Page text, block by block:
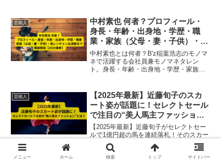
芸能人
中村素也 何者？プロフィール・
身長・年齢・出身地・学歴・職
業・家族（父母・妻・子供）・鬼
レンチャン出演歴まで徹底解説
【2025最新】
中村素也とは何者？B'z稲葉浩志のモノマ
ネで活躍する会社員兼モノマネタレン
ト。身長・年齢・出身地・学歴・家族情
芸能人
【2025年最新】近藤旬子のスカ
ート姿が話題に！セレクトセール
で注目の“美人馬主ファッショ
ン”とは？
【2025年最新】近藤旬子がセレクトセー
ルで1億円超の馬を連続落札！そのスカー
ト姿の“美人馬主ファッション”にも注目が
集まり話題沸騰！
メニュー ホーム 検索 トップ サイドバー